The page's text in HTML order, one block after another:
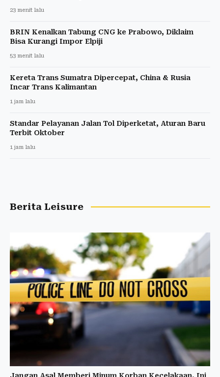
23 menit lalu
BRIN Kenalkan Tabung CNG ke Prabowo, Diklaim
Bisa Kurangi Impor Elpiji
53 menit lalu
Kereta Trans Sumatra Dipercepat, China & Rusia
Incar Trans Kalimantan
1 jam lalu
Standar Pelayanan Jalan Tol Diperketat, Aturan Baru
Terbit Oktober
1 jam lalu
Berita Leisure